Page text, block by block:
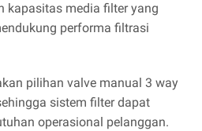
kapasitas media filter yang
performa filtrasi
pilihan valve manual 3 way
sistem filter dapat
operasional pelanggan.